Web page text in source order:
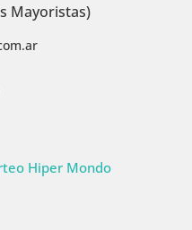
Mayoristas)
Hiper Mondo